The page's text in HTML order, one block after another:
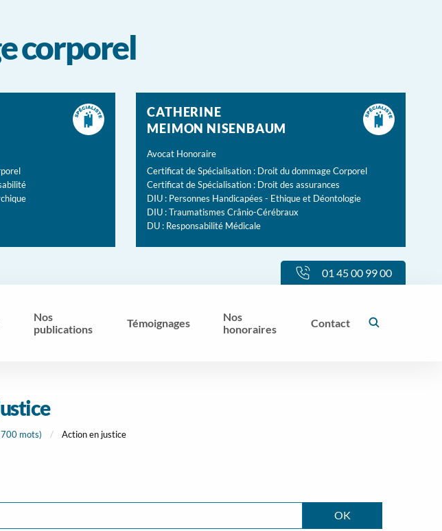
corporel
CATHERINE
MEIMON NISENBAUM
Avocat Honoraire
Certificat de Spécialisation : Droit du dommage Corporel
Certificat de Spécialisation : Droit des assurances
DIU : Personnes Handicapées - Ethique et Déontologie
DIU : Traumatismes Crânio-Cérébraux
DU : Responsabilité Médicale
01 45 00 99 00
Nos
publications
Témoignages
Nos
honoraires
Contact
mots) Action en justice